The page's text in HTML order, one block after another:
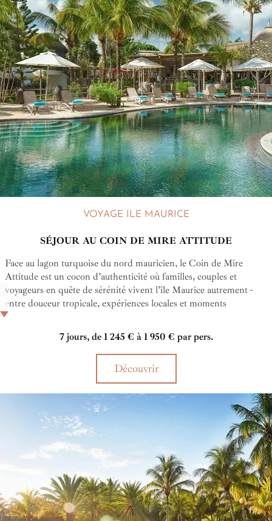
VOYAGE ILE MAURICE
SÉJOUR AU COIN DE MIRE ATTITUDE
Face au lagon turquoise du nord mauricien, le Coin de Mire
Attitude est un cocon d’authenticité où familles, couples et
voyageurs en quête de sérénité vivent l’île Maurice autrement -
entre douceur tropicale, expériences locales et moments
suspendus. Cet Hôtel 3* en bord de mer vous accueille avec
élégance pour un séjour authentique, en couple ou en famille, face
au lagon de Bain Bœuf.
7 jours, de 1 245 € à 1 950 € par pers.
Découvrir